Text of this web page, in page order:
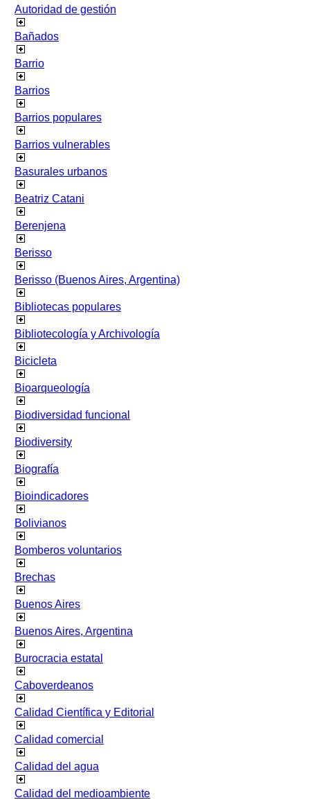
Autoridad de gestión
Bañados
Barrio
Barrios
Barrios populares
Barrios vulnerables
Basurales urbanos
Beatriz Catani
Berenjena
Berisso
Berisso (Buenos Aires, Argentina)
Bibliotecas populares
Bibliotecología y Archivología
Bicicleta
Bioarqueología
Biodiversidad funcional
Biodiversity
Biografía
Bioindicadores
Bolivianos
Bomberos voluntarios
Brechas
Buenos Aires
Buenos Aires, Argentina
Burocracia estatal
Caboverdeanos
Calidad Científica y Editorial
Calidad comercial
Calidad del agua
Calidad del medioambiente